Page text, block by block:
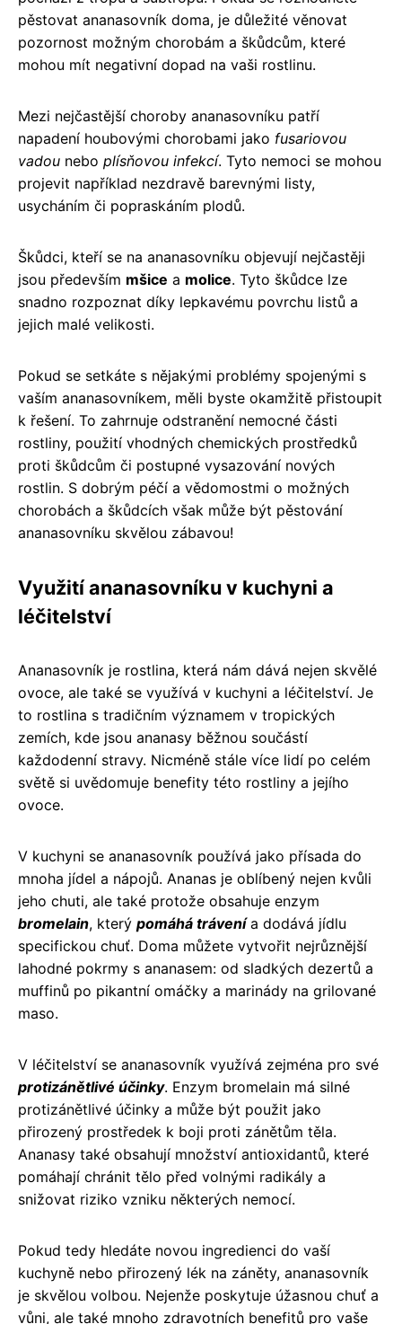
pěstovat ananasovník doma, je důležité věnovat
pozornost možným chorobám a škůdcům, které
mohou mít negativní dopad na vaši rostlinu.
Mezi nejčastější choroby ananasovníku patří
napadení houbovými chorobami jako fusariovou
vadou nebo plísňovou infekcí. Tyto nemoci se mohou
projevit například nezdravě barevnými listy,
usycháním či popraskáním plodů.
Škůdci, kteří se na ananasovníku objevují nejčastěji
jsou především mšice a molice. Tyto škůdce lze
snadno rozpoznat díky lepkavému povrchu listů a
jejich malé velikosti.
Pokud se setkáte s nějakými problémy spojenými s
vaším ananasovníkem, měli byste okamžitě přistoupit
k řešení. To zahrnuje odstranění nemocné části
rostliny, použití vhodných chemických prostředků
proti škůdcům či postupné vysazování nových
rostlin. S dobrým péčí a vědomostmi o možných
chorobách a škůdcích však může být pěstování
ananasovníku skvělou zábavou!
Využití ananasovníku v kuchyni a
léčitelství
Ananasovník je rostlina, která nám dává nejen skvělé
ovoce, ale také se využívá v kuchyni a léčitelství. Je
to rostlina s tradičním významem v tropických
zemích, kde jsou ananasy běžnou součástí
každodenní stravy. Nicméně stále více lidí po celém
světě si uvědomuje benefity této rostliny a jejího
ovoce.
V kuchyni se ananasovník používá jako přísada do
mnoha jídel a nápojů. Ananas je oblíbený nejen kvůli
jeho chuti, ale také protože obsahuje enzym
bromelain, který pomáhá trávenía dodává jídlu
specifickou chuť. Doma můžete vytvořit nejrůznější
lahodné pokrmy s ananasem: od sladkých dezertů a
muffinů po pikantní omáčky a marinády na grilované
maso.
V léčitelství se ananasovník využívá zejména pro své
protizánětlivé účinky. Enzym bromelain má silné
protizánětlivé účinky a může být použit jako
přirozený prostředek k boji proti zánětům těla.
Ananasy také obsahují množství antioxidantů, které
pomáhají chránit tělo před volnými radikály a
snižovat riziko vzniku některých nemocí.
Pokud tedy hledáte novou ingredienci do vaší
kuchyně nebo přirozený lék na záněty, ananasovník
je skvělou volbou. Nejenže poskytuje úžasnou chuť a
vůni, ale také mnoho zdravotních benefitů pro vaše